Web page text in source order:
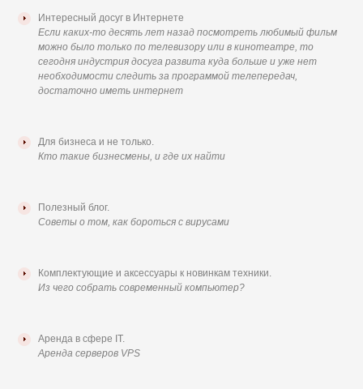
Интересный досуг в Интернете
Если каких-то десять лет назад посмотреть любимый фильм
можно было только по телевизору или в кинотеатре, то
сегодня индустрия досуга развита куда больше и уже нет
необходимости следить за программой телепередач,
достаточно иметь интернет
Для бизнеса и не только.
Кто такие бизнесмены, и где их найти
Полезный блог.
Советы о том, как бороться с вирусами
Комплектующие и аксессуары к новинкам техники.
Из чего собрать современный компьютер?
Аренда в сфере ІТ.
Аренда серверов VPS